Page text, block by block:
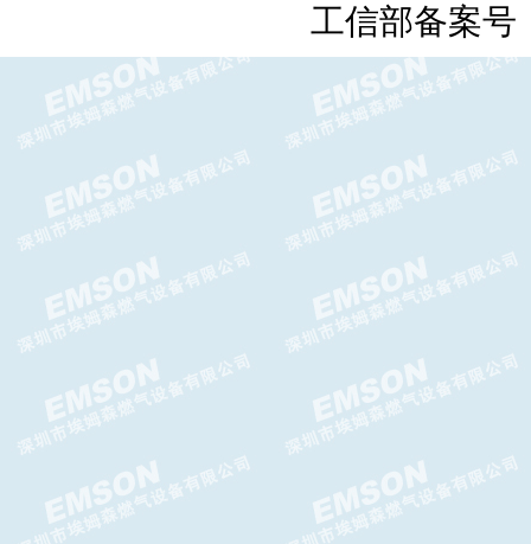
TA-956DFO减压阀TA-956DFO
调压器
TA-956 减压阀 TA-956FC减压
阀
TA-992SH减压阀,TA-992SH高
压减压阀
工信部备案号